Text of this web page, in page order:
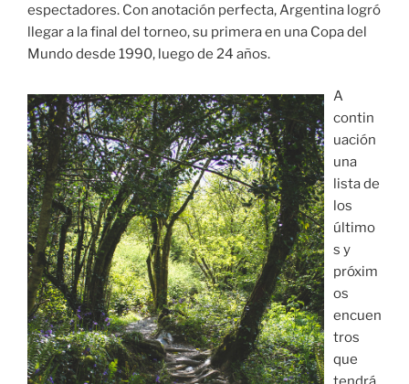
espectadores. Con anotación perfecta, Argentina logró
llegar a la final del torneo, su primera en una Copa del
Mundo desde 1990, luego de 24 años.
A
contin
uación
una
lista de
los
último
s y
próxim
os
encuen
tros
que